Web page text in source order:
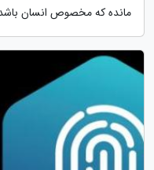
مانده که مخصوص انسان